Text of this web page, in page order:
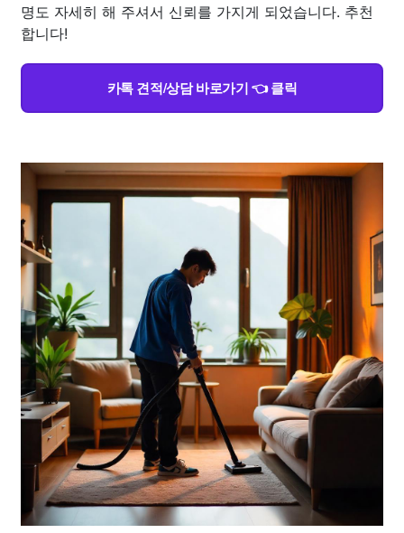
명도 자세히 해 주셔서 신뢰를 가지게 되었습니다. 추천
합니다!
카톡 견적/상담 바로가기 👈 클릭